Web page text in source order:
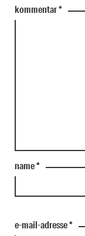
kommentar*
name*
e-mail-adresse*